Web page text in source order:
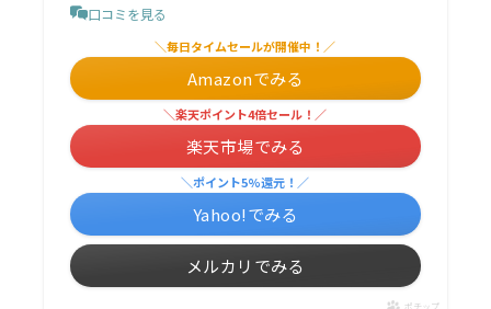
口コミを見る
＼毎日タイムセールが開催中！／
Amazonでみる
＼楽天ポイント4倍セール！／
楽天市場でみる
＼ポイント5%還元！／
Yahoo!でみる
メルカリでみる
ポチップ